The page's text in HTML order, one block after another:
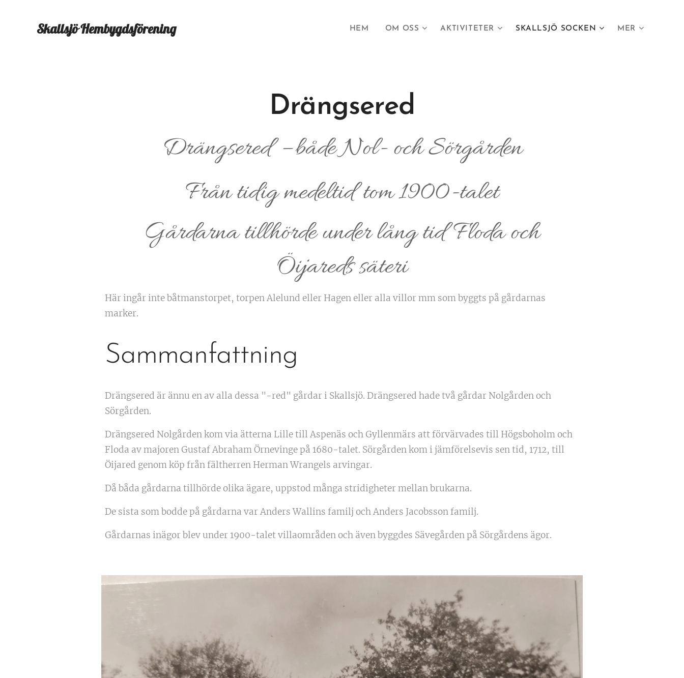
SkallsjöHembygdsförening HEM OM OSS AKTIVITETER SKALLSJÖ SOCKEN MER
Drängsered
Drängsered – både Nol- och Sörgården
Från tidig medeltid tom 1900-talet
Gårdarna tillhörde under lång tid Floda och
Öijareds säteri
Här ingår inte båtmanstorpet, torpen Alelund eller Hagen eller alla villor mm som byggts på gårdarnas
marker.
Sammanfattning
Drängsered är ännu en av alla dessa "-red" gårdar i Skallsjö. Drängsered hade två gårdar Nolgården och
Sörgården.
Drängsered Nolgården kom via ätterna Lille till Aspenäs och Gyllenmärs att förvärvades till Högsboholm och
Floda av majoren Gustaf Abraham Örnevinge på 1680-talet. Sörgården kom i jämförelsevis sen tid, 1712, till
Öijared genom köp från fältherren Herman Wrangels arvingar.
Då båda gårdarna tillhörde olika ägare, uppstod många stridigheter mellan brukarna.
De sista som bodde på gårdarna var Anders Wallins familj och Anders Jacobsson familj.
Gårdarnas inägor blev under 1900-talet villaområden och även byggdes Sävegården på Sörgårdens ägor.